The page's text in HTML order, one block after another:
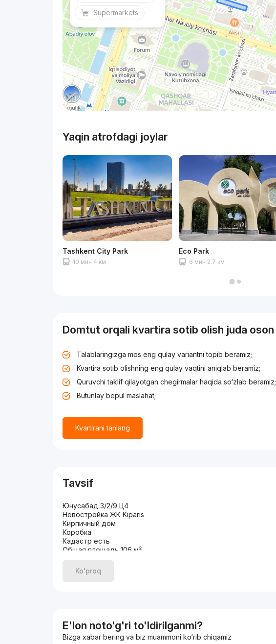
Supermarkets
Yaqin atrofdagi joylar
Tashkent City Park
10 мин 4 км
Eco Park
6 мин 2.7 км
Domtut orqali kvartira sotib olish juda oson
Talablaringizga mos eng qulay variantni topib beramiz;
Kvartira sotib olishning eng qulay vaqtini aniqlab beramiz;
Quruvchi taklif qilayotgan chegirmalar haqida so‘zlab beramiz;
Butunlay bepul maslahat;
Kvartirani tanlang
Tavsif
Юнусабад 3/2/9 Ц4
Новостройка ЖК Kiparis
Кирпичный дом
Коробка
Кадастр есть
Общая площадь 106 м²
Адрес: Юнусабадский район, массив Кашгар, 12/1
Стартовая цена 252000.
Ko'proq
E'lon noto'g'ri to'ldirilganmi?
Bizga xabar bering va biz muammoni ko‘rib chiqamiz